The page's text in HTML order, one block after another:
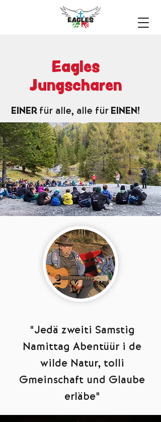
Eagles
Jungscharen
EINER für alle, alle für EINEN!
"Jedä zweiti Samstig
Namittag Abentüür i de
wilde Natur, tolli
Gmeinschaft und Glaube
erläbe"